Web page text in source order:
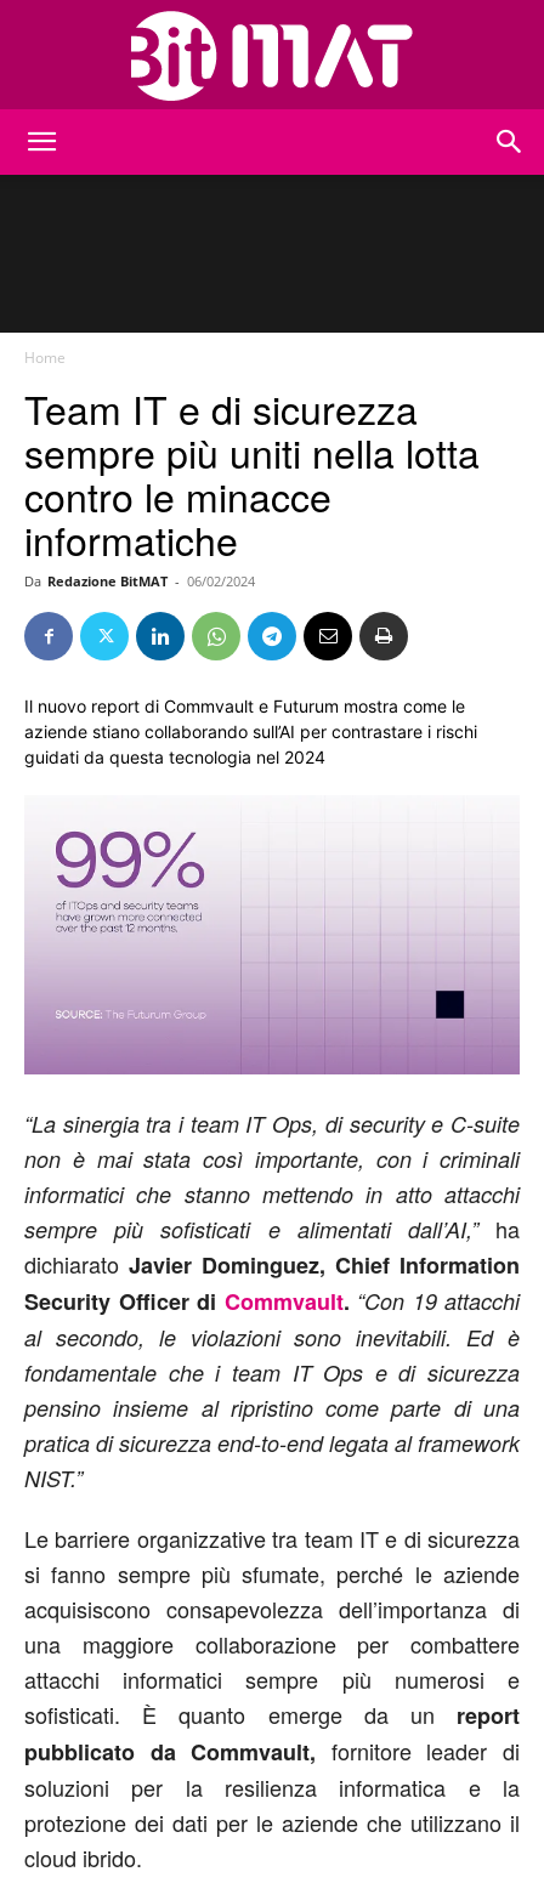
Home
Team IT e di sicurezza
sempre più uniti nella lotta
contro le minacce
informatiche
Da Redazione BitMAT - 06/02/2024
Il nuovo report di Commvault e Futurum mostra come le
aziende stiano collaborando sull’AI per contrastare i rischi
guidati da questa tecnologia nel 2024
“La sinergia tra i team IT Ops, di security e C-suite
non è mai stata così importante, con i criminali
informatici che stanno mettendo in atto attacchi
sempre più sofisticati e alimentati dall’AI,”ha
dichiarato Javier Dominguez, Chief Information
Security Officer di Commvault. “Con 19 attacchi
al secondo, le violazioni sono inevitabili. Ed è
fondamentale che i team IT Ops e di sicurezza
pensino insieme al ripristino come parte di una
pratica di sicurezza end-to-end legata al framework
NIST.”
Le barriere organizzative tra team IT e di sicurezza
si fanno sempre più sfumate, perché le aziende
acquisiscono consapevolezza dell’importanza di
una maggiore collaborazione per combattere
attacchi informatici sempre più numerosi e
sofisticati. È quanto emerge da un report
pubblicato da Commvault, fornitore leader di
soluzioni per la resilienza informatica e la
protezione dei dati per le aziende che utilizzano il
cloud ibrido.